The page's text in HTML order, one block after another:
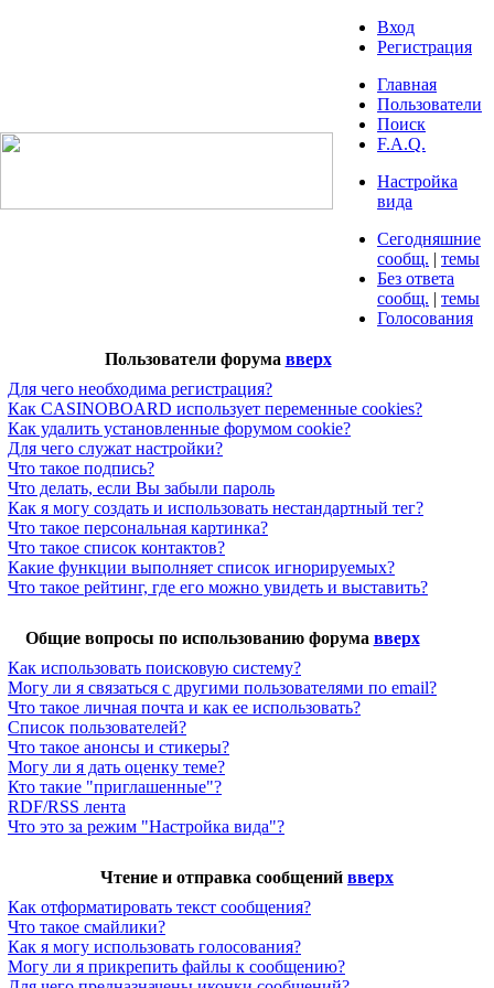
Вход
Регистрация
Главная
Пользователи
Поиск
F.A.Q.
Настройка
вида
Сегодняшние
сообщ. | темы
Без ответа
сообщ. | темы
Голосования
Пользователи форума вверх
Для чего необходима регистрация?
Как CASINOBOARD использует переменные cookies?
Как удалить установленные форумом cookie?
Для чего служат настройки?
Что такое подпись?
Что делать, если Вы забыли пароль
Как я могу создать и использовать нестандартный тег?
Что такое персональная картинка?
Что такое список контактов?
Какие функции выполняет список игнорируемых?
Что такое рейтинг, где его можно увидеть и выставить?
Общие вопросы по использованию форума вверх
Как использовать поисковую систему?
Могу ли я связаться с другими пользователями по email?
Что такое личная почта и как ее использовать?
Список пользователей?
Что такое анонсы и стикеры?
Могу ли я дать оценку теме?
Кто такие "приглашенные"?
RDF/RSS лента
Что это за режим "Настройка вида"?
Чтение и отправка сообщений вверх
Как отформатировать текст сообщения?
Что такое смайлики?
Как я могу использовать голосования?
Могу ли я прикрепить файлы к сообщению?